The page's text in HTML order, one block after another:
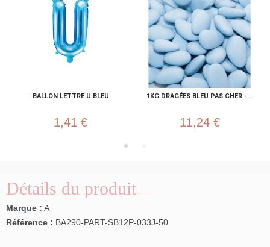
BALLON LETTRE U BLEU
1,41 €
1KG DRAGÉES BLEU PAS CHER -...
11,24 €
Détails du produit
Marque : A
Référence : BA290-PART-SB12P-033J-50